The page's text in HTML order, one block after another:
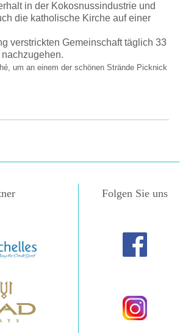
in der Kokosnussindustrie und
die katholische Kirche auf einer
verstrickten Gemeinschaft täglich 33
um an einem der schönen Strände Picknick
Folgen Sie uns